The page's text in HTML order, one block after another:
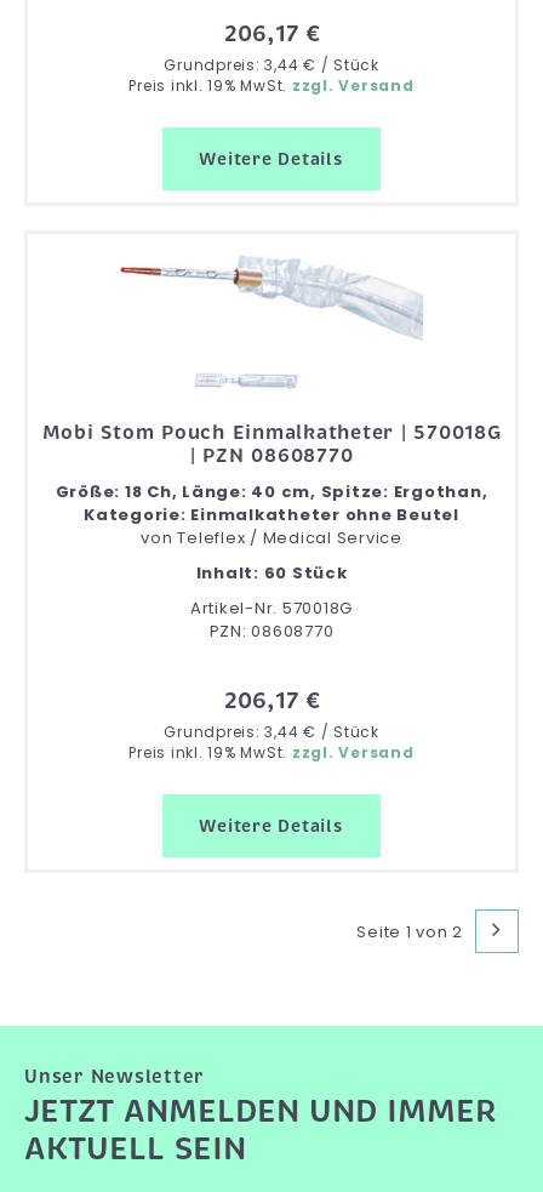
206,17 €
Grundpreis: 3,44 € / Stück
Preis inkl. 19% MwSt. zzgl. Versand
Weitere Details
Mobi Stom Pouch Einmalkatheter | 570018G
| PZN 08608770
Größe: 18 Ch, Länge: 40 cm, Spitze: Ergothan,
Kategorie: Einmalkatheter ohne Beutel
vonTeleflex / Medical Service
Inhalt: 60 Stück
Artikel-Nr. 570018G
PZN: 08608770
206,17 €
Grundpreis: 3,44 € / Stück
Preis inkl. 19% MwSt. zzgl. Versand
Weitere Details
Seite 1 von 2
Unser Newsletter
JETZT ANMELDEN UND IMMER
AKTUELL SEIN